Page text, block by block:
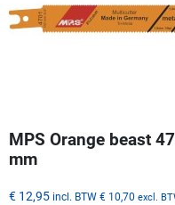
MPS Orange beast
mm
€ 12,95 incl. BTW € 10,70 excl.